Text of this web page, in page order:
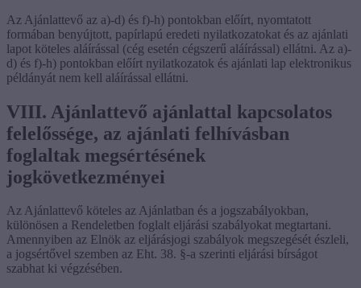
Az Ajánlattevő az a)-d) és f)-h) pontokban előírt, nyomtatott
formában benyújtott, papírlapú eredeti nyilatkozatokat és az ajánlati
lapot köteles aláírással (cég esetén cégszerű aláírással) ellátni. Az a)-
d) és f)-h) pontokban előírt nyilatkozatok és ajánlati lap elektronikus
példányát nem kell aláírással ellátni.
VIII. Ajánlattevő ajánlattal kapcsolatos
felelőssége, az ajánlati felhívásban
foglaltak megsértésének
jogkövetkezményei
Az Ajánlattevő köteles az Ajánlatban és a jogszabályokban,
különösen a Rendeletben foglalt eljárási szabályokat megtartani.
Amennyiben az Elnök az eljárásjogi szabályok megszegését észleli,
a jogsértővel szemben az Eht. 38. §-a szerinti eljárási bírságot
szabhat ki végzésében.